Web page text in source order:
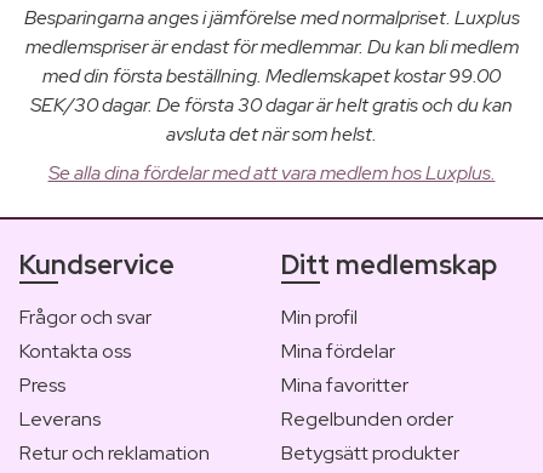
Besparingarna anges i jämförelse med normalpriset. Luxplus
medlemspriser är endast för medlemmar. Du kan bli medlem
med din första beställning. Medlemskapet kostar 99.00
SEK/30 dagar. De första 30 dagar är helt gratis och du kan
avsluta det när som helst.
Se alla dina fördelar med att vara medlem hos Luxplus.
Kundservice
Frågor och svar
Kontakta oss
Press
Leverans
Retur och reklamation
Ditt medlemskap
Min profil
Mina fördelar
Mina favoritter
Regelbunden order
Betygsätt produkter